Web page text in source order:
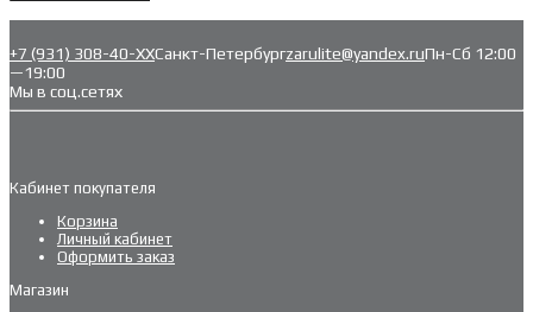
+7 (931) 308-40-ХХСанкт-Петербургzarulite@yandex.ruПн-Сб 12:00
—19:00
Мы в соц.сетях
Кабинет покупателя
Корзина
Личный кабинет
Оформить заказ
Магазин